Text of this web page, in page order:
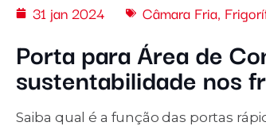
31 jan 2024 Câmara Fria,
Porta para Área de
sustentabilidade nos
Saiba qual é a função das portas